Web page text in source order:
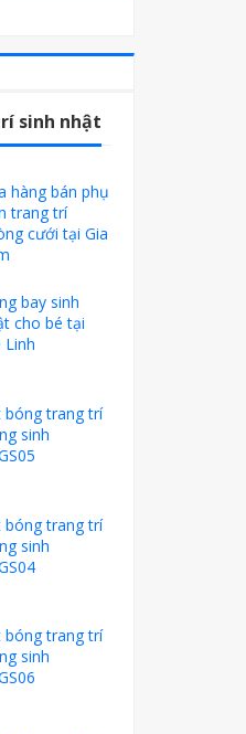
sinh nhật
hàng bán phụ
trang trí
cưới tại Gia
bay sinh
cho bé tại
Linh
bóng trang trí
sinh
bóng trang trí
sinh
bóng trang trí
sinh